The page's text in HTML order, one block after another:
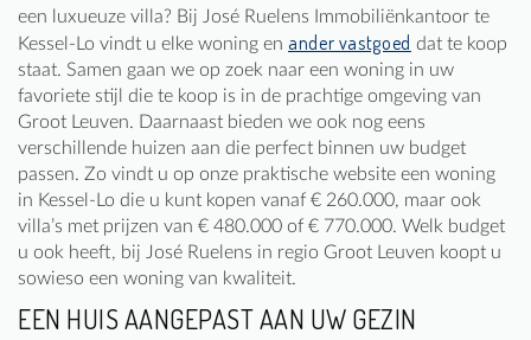
een luxueuze villa? Bij José Ruelens Immobiliënkantoor te
Kessel-Lo vindt u elke woning en ander vastgoed dat te koop
staat. Samen gaan we op zoek naar een woning in uw
favoriete stijl die te koop is in de prachtige omgeving van
Groot Leuven. Daarnaast bieden we ook nog eens
verschillende huizen aan die perfect binnen uw budget
passen. Zo vindt u op onze praktische website een woning
in Kessel-Lo die u kunt kopen vanaf € 260.000, maar ook
villa’s met prijzen van € 480.000 of € 770.000. Welk budget
u ook heeft, bij José Ruelens in regio Groot Leuven koopt u
sowieso een woning van kwaliteit.
EEN HUIS AANGEPAST AAN UW GEZIN